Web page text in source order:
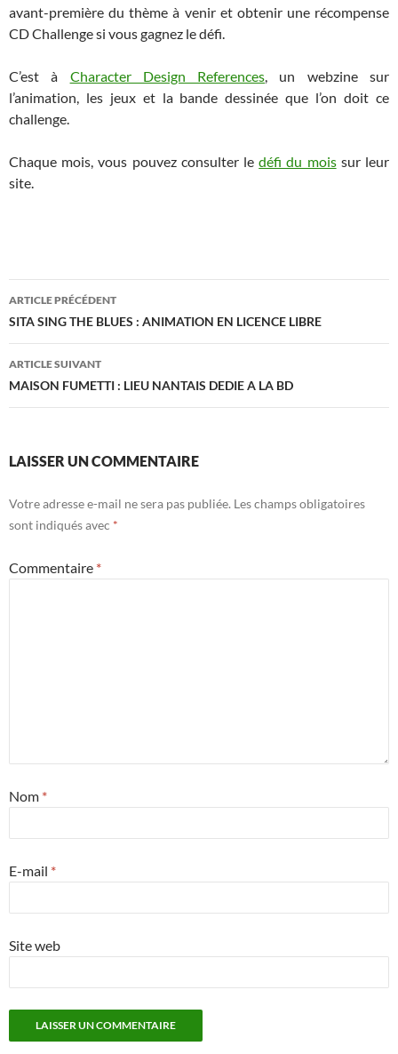
avant-première du thème à venir et obtenir une récompense
CD Challenge si vous gagnez le défi.
C’est à Character Design References, un webzine sur
l’animation, les jeux et la bande dessinée que l’on doit ce
challenge.
Chaque mois, vous pouvez consulter ledéfi du moissur leur
site.
Navigation
des
articles
ARTICLE PRÉCÉDENT
SITA SING THE BLUES : ANIMATION EN LICENCE LIBRE
ARTICLE SUIVANT
MAISON FUMETTI : LIEU NANTAIS DEDIE A LA BD
LAISSER UN COMMENTAIRE
Votre adresse e-mail ne sera pas publiée. Les champs obligatoires
sont indiqués avec *
Commentaire *
Nom *
E-mail *
Site web